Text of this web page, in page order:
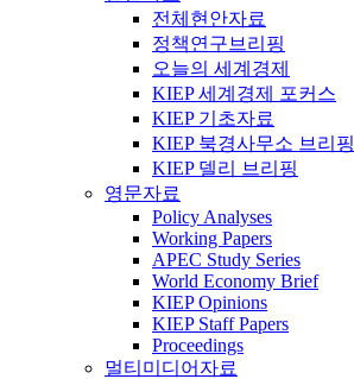
전체현안자료
정책연구브리핑
오늘의 세계경제
KIEP 세계경제 포커스
KIEP 기초자료
KIEP 북경사무소 브리핑
KIEP 델리 브리핑
영문자료
Policy Analyses
Working Papers
APEC Study Series
World Economy Brief
KIEP Opinions
KIEP Staff Papers
Proceedings
멀티미디어자료